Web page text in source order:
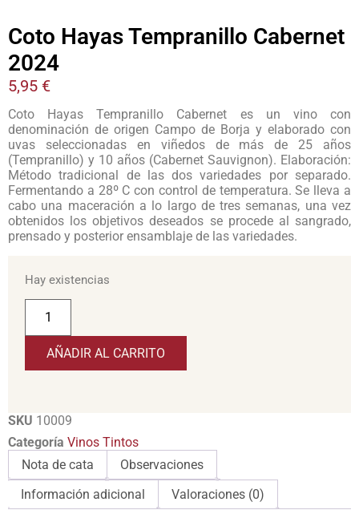
Coto Hayas Tempranillo Cabernet
2024
5,95 €
Coto Hayas Tempranillo Cabernet es un vino con
denominación de origen Campo de Borja y elaborado con
uvas seleccionadas en viñedos de más de 25 años
(Tempranillo) y 10 años (Cabernet Sauvignon). Elaboración:
Método tradicional de las dos variedades por separado.
Fermentando a 28º C con control de temperatura. Se lleva a
cabo una maceración a lo largo de tres semanas, una vez
obtenidos los objetivos deseados se procede al sangrado,
prensado y posterior ensamblaje de las variedades.
Hay existencias
AÑADIR AL CARRITO
SKU 10009
Categoría Vinos Tintos
Nota de cata
Observaciones
Información adicional
Valoraciones (0)